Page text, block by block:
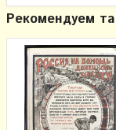
Рекомендуем